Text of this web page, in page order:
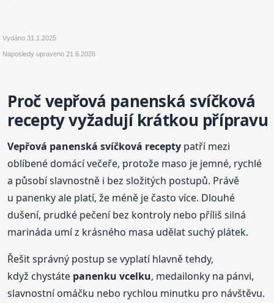
Vydáno31.1.2025
Naposledy upraveno21.6.2026
Proč vepřová panenská svíčková
recepty vyžadují krátkou přípravu
Vepřová panenská svíčková recepty patří mezi
oblíbené domácí večeře, protože maso je jemné, rychlé
a působí slavnostně i bez složitých postupů. Právě
u panenky ale platí, že méně je často více. Dlouhé
dušení, prudké pečení bez kontroly nebo příliš silná
marináda umí z krásného masa udělat suchý plátek.
Řešit správný postup se vyplatí hlavně tehdy,
když chystáte panenku vcelku, medailonky na pánvi,
slavnostní omáčku nebo rychlou minutku pro návštěvu.